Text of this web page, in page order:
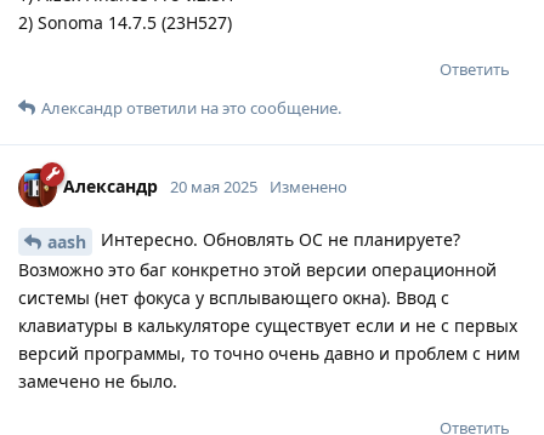
2) Sonoma 14.7.5 (23H527)
Ответить
Александрответили на это сообщение.
Александр 20 мая 2025 Изменено
aash
Интересно. Обновлять ОС не планируете?
Возможно это баг конкретно этой версии операционной
системы (нет фокуса у всплывающего окна). Ввод с
клавиатуры в калькуляторе существует если и не с первых
версий программы, то точно очень давно и проблем с ним
замечено не было.
Ответить